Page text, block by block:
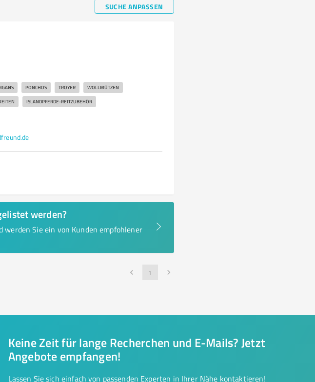
SUCHE ANPASSEN
PONCHOS TROYER WOLLMÜTZEN
ISLANDPFERDE-REITZUBEHÖR
werden?
werden Sie ein von Kunden empfohlener
1
Keine Zeit für lange Recherchen und E-Mails? Jetzt
Angebote empfangen!
Lassen Sie sich einfach von passenden Experten in Ihrer Nähe kontaktieren!